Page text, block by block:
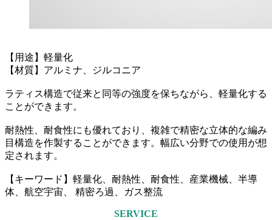
【用途】軽量化
【材質】アルミナ、ジルコニア
ラティス構造で従来と同等の強度を保ちながら、軽量化する
ことができます。
耐熱性、耐食性にも優れており、複雑で精密な立体的な編み
目構造を作製することができます。幅広い分野での使用が想
定されます。
【キーワード】軽量化、耐熱性、耐食性、産業機械、半導
体、航空宇宙、 精密ろ過、ガス整流
SERVICE